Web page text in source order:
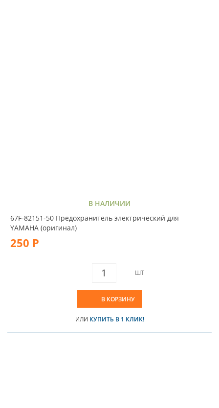
В НАЛИЧИИ
67F-82151-50 Предохранитель электрический для
YAMAHA (оригинал)
250 Р
ШТ
В КОРЗИНУ
ИЛИ КУПИТЬ В 1 КЛИК!